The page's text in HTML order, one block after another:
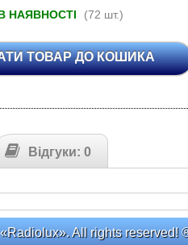
НАЯВНОСТІ (72 шт.)
ТОВАР ДО КОШИКА
Відгуки: 0
All rights reserved!